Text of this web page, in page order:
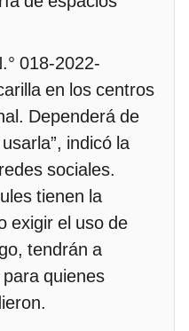
018-2022-
en los centros
Dependerá de
indicó la
sociales.
tienen la
exigir el uso de
tendrán a
quienes